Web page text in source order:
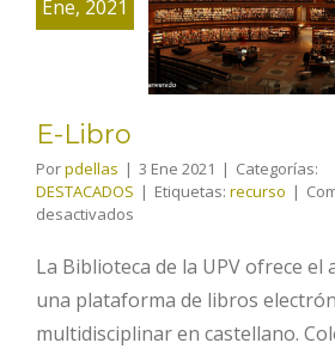
Ene, 2021 E-Libro
E-Libro
Porpdellas | 3 Ene 2021 | Categorías:
DESTACADOS | Etiquetas: recurso |
desactivados
Libro
La Biblioteca de la UPV ofrece el
una plataforma de libros
multidisciplinar en castellano.